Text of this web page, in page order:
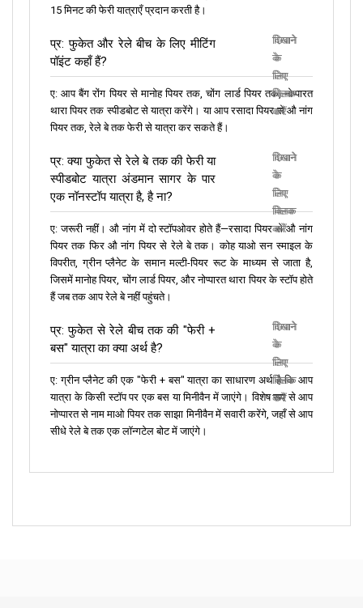
15 मिनट की फेरी यात्राएँ प्रदान करती है।
प्र: फुकेत और रेले बीच के लिए मीटिंग
पॉइंट कहाँ हैं?
दिखाने
के
लिए
क्लिक
करें
छिपाने
के
लिए
क्लिक
करें
ए: आप बैंग रोंग पियर से मानोह पियर तक, चोंग लार्ड पियर तक, नोप्पारत
थारा पियर तक स्पीडबोट से यात्रा करेंगे। या आप रसादा पियर से औ नांग
पियर तक, रेले बे तक फेरी से यात्रा कर सकते हैं।
प्र: क्या फुकेत से रेले बे तक की फेरी या
स्पीडबोट यात्रा अंडमान सागर के पार
एक नॉनस्टॉप यात्रा है, है ना?
दिखाने
के
लिए
क्लिक
करें
छिपाने
के
लिए
क्लिक
करें
ए: जरूरी नहीं। औ नांग में दो स्टॉपओवर होते हैं—रसादा पियर से औ नांग
पियर तक फिर औ नांग पियर से रेले बे तक। कोह याओ सन स्माइल के
विपरीत, ग्रीन प्लैनेट के समान मल्टी-पियर रूट के माध्यम से जाता है,
जिसमें मानोह पियर, चोंग लार्ड पियर, और नोप्पारत थारा पियर के स्टॉप होते
हैं जब तक आप रेले बे नहीं पहुंचते।
प्र: फुकेत से रेले बीच तक की "फेरी +
बस" यात्रा का क्या अर्थ है?
दिखाने
के
लिए
क्लिक
करें
छिपाने
के
लिए
क्लिक
करें
ए: ग्रीन प्लैनेट की एक "फेरी + बस" यात्रा का साधारण अर्थ है कि आप
यात्रा के किसी स्टॉप पर एक बस या मिनीवैन में जाएंगे। विशेष रूप से आप
नोप्पारत से नाम माओ पियर तक साझा मिनीवैन में सवारी करेंगे, जहाँ से आप
सीधे रेले बे तक एक लॉन्गटेल बोट में जाएंगे।